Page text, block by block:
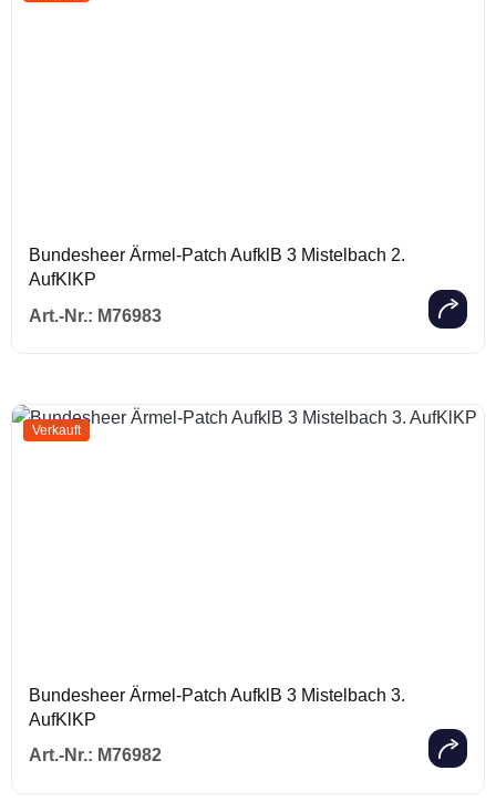
Bundesheer Ärmel-Patch AufklB 3 Mistelbach 2.
AufKlKP
Art.-Nr.: M76983
Regulärer
Verkauft
Bundesheer Ärmel-Patch AufklB 3 Mistelbach 3.
AufKlKP
Art.-Nr.: M76982
Regulärer